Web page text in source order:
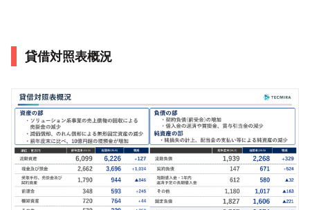
貸借対照表概況